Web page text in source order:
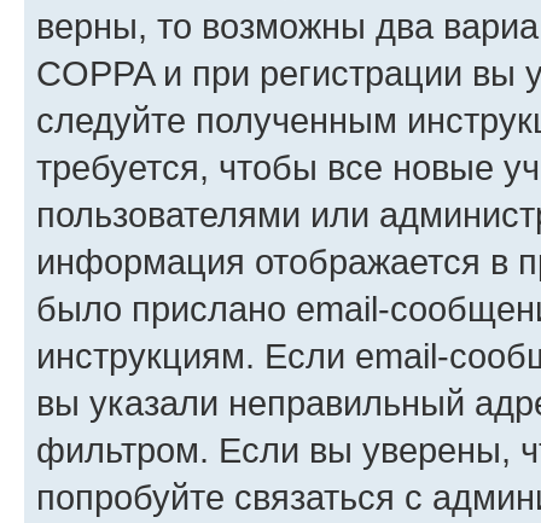
верны, то возможны два
COPPA и при регистрации вы
следуйте полученным
требуется, чтобы все новые
пользователями или
информация отображается в
было прислано email-
инструкциям. Если email-
вы указали неправильный
фильтром. Если вы уверены,
попробуйте связаться с